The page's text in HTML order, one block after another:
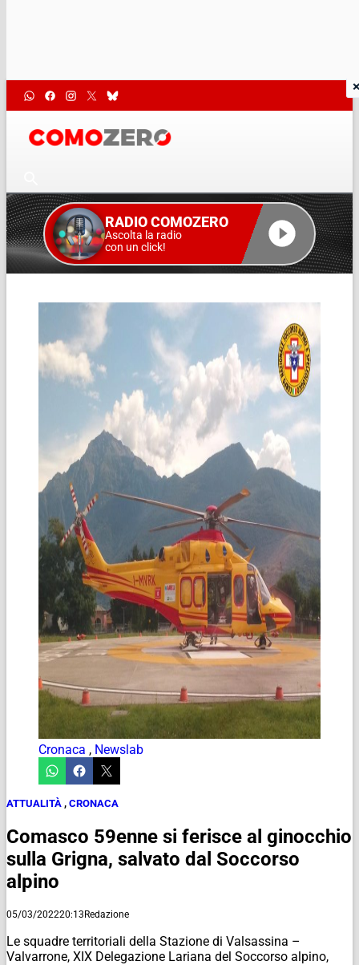
RADIO COMOZERO
Ascolta la radio
con un click!
Cronaca , Newslab
ATTUALITÀ , CRONACA
Comasco 59enne si ferisce al ginocchio
sulla Grigna, salvato dal Soccorso
alpino
05/03/202220:13Redazione
Le squadre territoriali della Stazione di Valsassina –
Valvarrone, XIX Delegazione Lariana del Soccorso alpino,